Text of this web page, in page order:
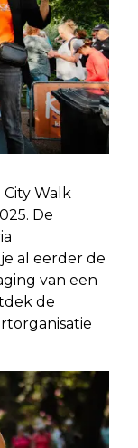
City Walk
De
al eerder de
van een
de